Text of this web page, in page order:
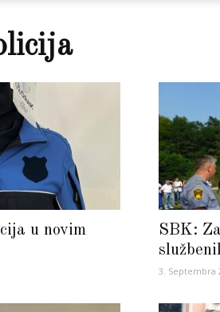
u novim
SBK:
3. Septembra